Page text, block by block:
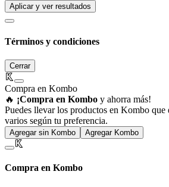
Aplicar y ver resultados
Términos y condiciones
Cerrar
Compra en Kombo
🔥 ¡Compra en Kombo y ahorra más!
Puedes llevar los productos en Kombo que
varios según tu preferencia.
Agregar sin Kombo Agregar Kombo
Compra en Kombo